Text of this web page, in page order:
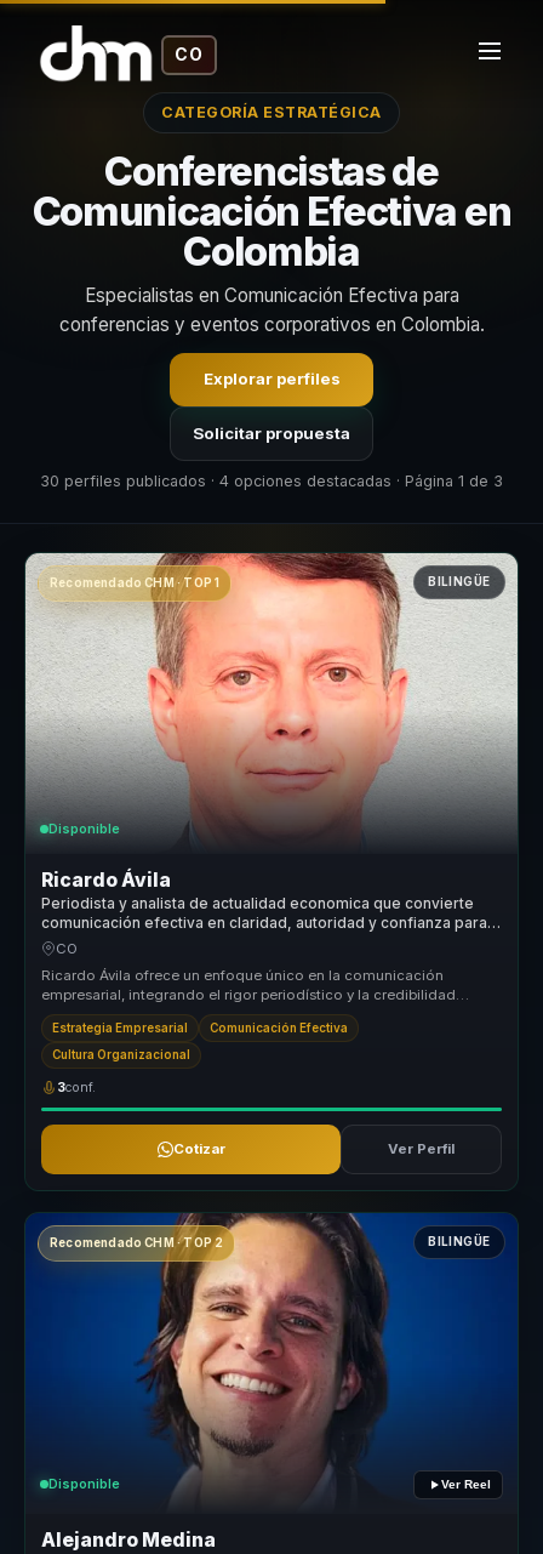
CO
CATEGORÍA ESTRATÉGICA
Conferencistas de
Comunicación Efectiva en
Colombia
Especialistas en Comunicación Efectiva para
conferencias y eventos corporativos en Colombia.
Explorar perfiles
Solicitar propuesta
30 perfiles publicados · 4 opciones destacadas · Página 1 de 3
Recomendado CHM · TOP 1 BILINGÜE
Disponible
Ricardo Ávila
Periodista y analista de actualidad economica que convierte
comunicación efectiva en claridad, autoridad y confianza para
líderes y voceros.
CO
Ricardo Ávila ofrece un enfoque único en la comunicación
empresarial, integrando el rigor periodístico y la credibilidad
pública para tra...
Estrategia Empresarial Comunicación Efectiva
Cultura Organizacional
3conf.
Cotizar Ver Perfil
Recomendado CHM · TOP 2 BILINGÜE
Disponible Ver Reel
Alejandro Medina